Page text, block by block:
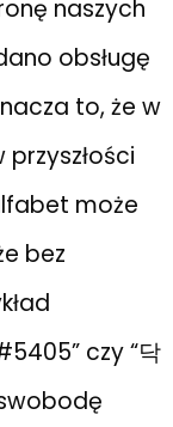
naszych
obsługę
to, że w
może
bez
czy “닥